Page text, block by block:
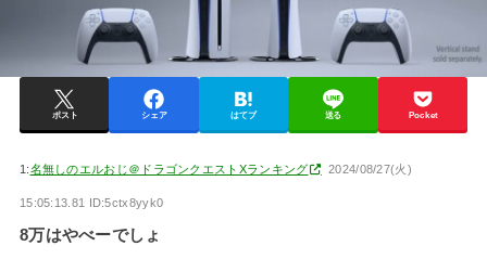
ポスト シェア はてブ 送る Pocket
1:名無しのエルおじ＠ドラゴンクエストXランキング 2024/08/27(火)
15:05:13.81 ID:5ctx8yyk0
8万はやべーでしょ